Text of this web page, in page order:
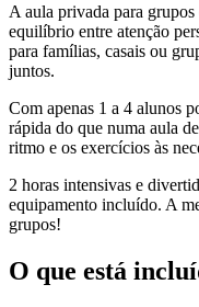
A aula privada para
equilíbrio entre atenção
para famílias, casais ou
juntos.
Com apenas 1 a 4 alunos
rápida do que numa aula
ritmo e os exercícios às
2 horas intensivas e
equipamento incluído. A
grupos!
O que está